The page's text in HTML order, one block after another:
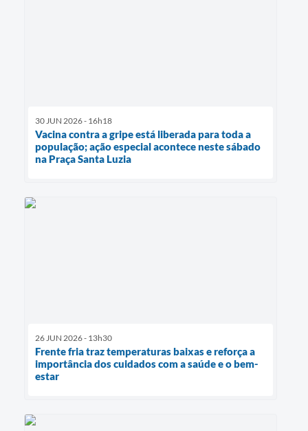
30 JUN 2026 - 16h18
Vacina contra a gripe está liberada para toda a
população; ação especial acontece neste sábado
na Praça Santa Luzia
26 JUN 2026 - 13h30
Frente fria traz temperaturas baixas e reforça a
importância dos cuidados com a saúde e o bem-
estar